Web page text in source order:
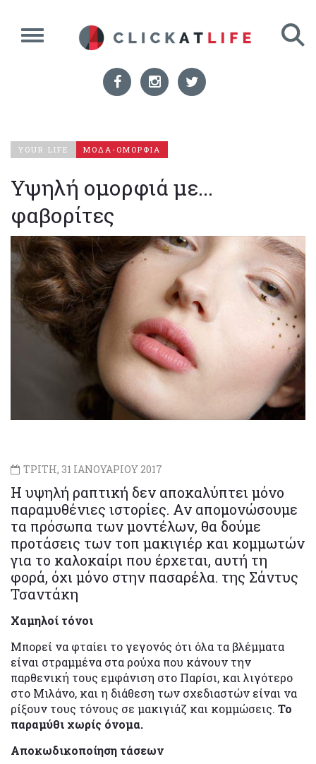
YOUR LIFE ΜΟΔΑ-ΟΜΟΡΦΙΑ
Υψηλή ομορφιά με...
φαβορίτες
ΤΡΙΤΗ, 31 ΙΑΝΟΥΑΡΙΟΥ 2017
Η υψηλή ραπτική δεν αποκαλύπτει μόνο
παραμυθένιες ιστορίες. Αν απομονώσουμε
τα πρόσωπα των μοντέλων, θα δούμε
προτάσεις των τοπ μακιγιέρ και κομμωτών
για το καλοκαίρι που έρχεται, αυτή τη
φορά, όχι μόνο στην πασαρέλα. της Σάντυς
Τσαντάκη
Xαμηλοί τόνοι
Μπορεί να φταίει το γεγονός ότι όλα τα βλέμματα
είναι στραμμένα στα ρούχα που κάνουν την
παρθενική τους εμφάνιση στο Παρίσι, και λιγότερο
στο Μιλάνο, και η διάθεση των σχεδιαστών είναι να
ρίξουν τους τόνους σε μακιγιάζ και κομμώσεις. Το
παραμύθι χωρίς όνομα.
Αποκωδικοποίηση τάσεων